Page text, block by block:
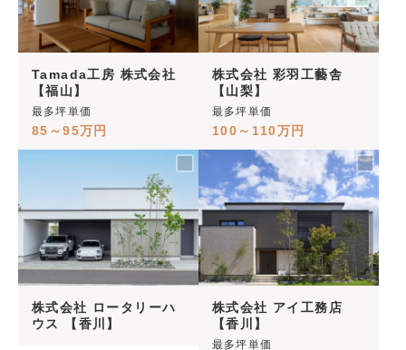
Tamada工房 株式会社
【福山】
最多坪単価
85～95万円
株式会社 彩羽工藝舎
【山梨】
最多坪単価
100～110万円
株式会社 ロータリーハ
ウス 【香川】
株式会社 アイ工務店
【香川】
最多坪単価